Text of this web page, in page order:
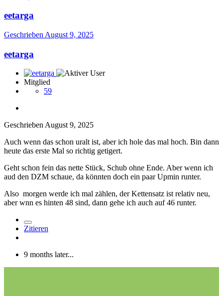
eetarga
Geschrieben August 9, 2025
eetarga
Mitglied
59
Geschrieben August 9, 2025
Auch wenn das schon uralt ist, aber ich hole das mal hoch. Bin dann
heute das erste Mal so richtig getigert.
Geht schon fein das nette Stück, Schub ohne Ende. Aber wenn ich
aud den DZM schaue, da könnten doch ein paar Upmin runter.
Also morgen werde ich mal zählen, der Kettensatz ist relativ neu,
aber wnn es hinten 48 sind, dann gehe ich auch auf 46 runter.
Zitieren
9 months later...